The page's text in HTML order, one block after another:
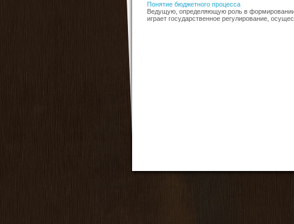
Понятие бюджетного процесса
Ведущую, определяющую роль в формировании
играет государственное регулирование,